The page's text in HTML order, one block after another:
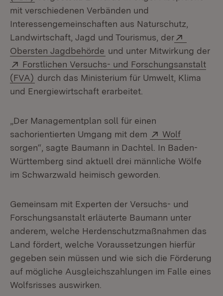
mit verschiedenen Verbänden und
Interessengemeinschaften aus Naturschutz,
Landwirtschaft, Jagd und Tourismus, der
Obersten Jagdbehörde (Öffnet in neuem Fenster)
und unter Mitwirkung der
Extern:
Forstlichen Versuchs- und Forschungsanstalt
(FVA) (Öffnet in neuem Fenster)
durch das Ministerium für Umwelt, Klima
und Energiewirtschaft erarbeitet.
„Der Managementplan soll für einen
sachorientierten Umgang mit dem
Extern:
Wolf
sorgen“, sagte Baumann in Dachtel. In Baden-
Württemberg sind aktuell drei männliche Wölfe
im Schwarzwald heimisch geworden.
Gemeinsam mit Experten der Versuchs- und
Forschungsanstalt erläuterte Baumann unter
anderem, welche Herdenschutzmaßnahmen das
Land fördert, welche Voraussetzungen hierfür
gegeben sein müssen und wie sich die Förderung
auf mögliche Ausgleichszahlungen im Falle eines
Wolfsrisses auswirken.